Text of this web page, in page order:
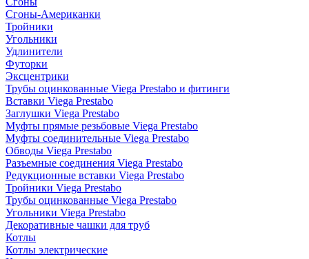
Сгоны-Американки
Тройники
Угольники
Удлинители
Футорки
Эксцентрики
Трубы оцинкованные Viega Prestabo и фитинги
Вставки Viega Prestabo
Заглушки Viega Prestabo
Муфты прямые резьбовые Viega Prestabo
Муфты соединительные Viega Prestabo
Обводы Viega Prestabo
Разъемные соединения Viega Prestabo
Редукционные вставки Viega Prestabo
Тройники Viega Prestabo
Трубы оцинкованные Viega Prestabo
Угольники Viega Prestabo
Декоративные чашки для труб
Котлы
Котлы электрические